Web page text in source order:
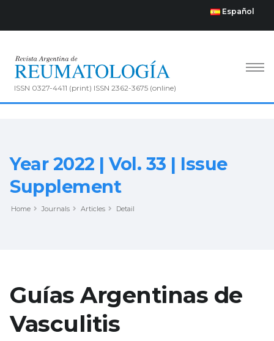
Español
ISSN 0327-4411 (print) ISSN 2362-3675 (online)
Year 2022 | Vol. 33 | Issue
Supplement
Home Journals Articles Detail
Guías Argentinas de
Vasculitis